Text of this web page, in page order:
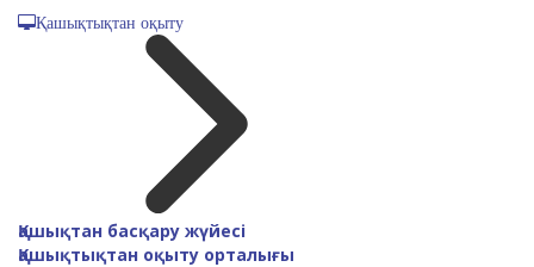
Қашықтықтан оқыту
Қашықтан басқару жүйесі
Қашықтықтан оқыту орталығы